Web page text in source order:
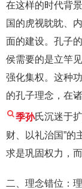
在这样的时代背
国的虎视眈眈、
面的建设。孔子
侯需要的是立竿
强化集权。这种
的孔子理念，在
季孙氏沉迷于
财、以礼治国”的
求是巩固权力，
二、理念错位：